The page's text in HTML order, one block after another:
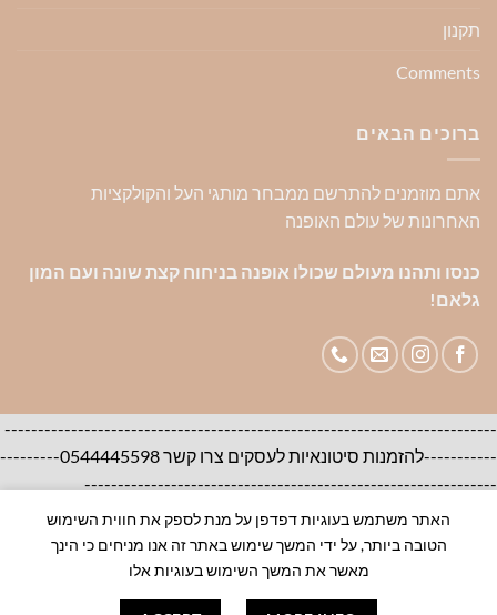
תקנון
Comments
ברוכים הבאים
אתם מוזמנים להתרשם ממבחר מותגי העל והקולקציות
האחרונות של עולם האופנה
כנסו ותהנו מעולם שכולו אופנה בניחוח קצת שונה ועם המון
גלאם!
--------------------------------------------------------------------------
-----------להזמנות סיטונאיות לעסקים צרו קשר 0544445598---------
--------------------------------------------------------------
אודות צור קשר שאלות ותשובות
100% ORIGINAL BRANDS-House of Brands
האתר משתמש בעוגיות דפדפן על מנת לספק את חווית השימוש
הטובה ביותר, על ידי המשך שימוש באתר זה אנו מניחים כי הינך
מאשר את המשך השימוש בעוגיות אלו